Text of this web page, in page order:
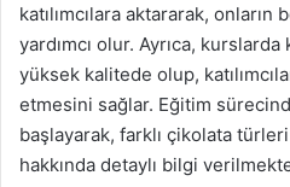
katılımcılara aktararak,
yardımcı olur. Ayrıca,
yüksek kalitede olup,
etmesini sağlar. Eğitim
başlayarak, farklı çikolata
hakkında detaylı bilgi